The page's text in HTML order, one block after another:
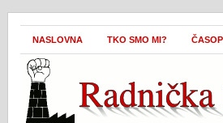
NASLOVNA TKO SMO MI?